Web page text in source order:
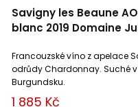
Savigny les Beaune
blanc 2019 Domaine
1 885 Kč
Francouzské víno z apelace
odrůdy Chardonnay. Suché
Burgundsku.